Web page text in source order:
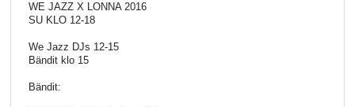
WE JAZZ X LONNA 2016
SU KLO 12-18
We Jazz DJs 12-15
Bändit klo 15
Bändit: